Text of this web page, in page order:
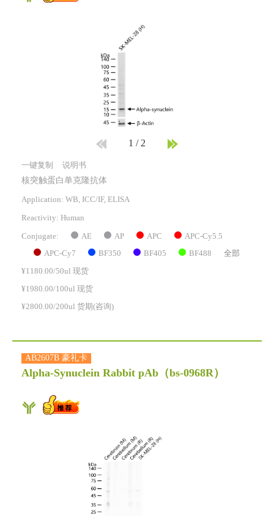
1 /2
一键复制 说明书
核突触蛋白单克隆抗体
Application: WB, ICC/IF, ELISA
Reactivity: Human
Conjugate: AE AP APC APC-Cy5.5
APC-Cy7 BF350 BF405 BF488 全部
¥1180.00/50ul 现货
¥1980.00/100ul 现货
¥2800.00/200ul 货期(咨询)
AB2607B 豪礼卡
Alpha-Synuclein Rabbit pAb （bs-0968R）